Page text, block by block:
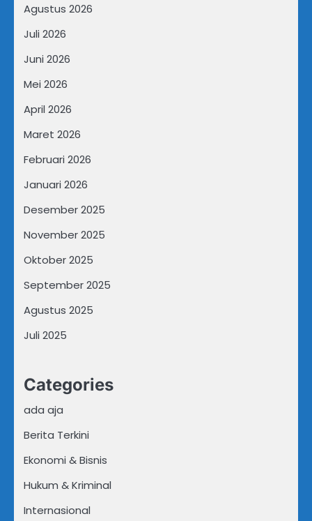
Agustus 2026
Juli 2026
Juni 2026
Mei 2026
April 2026
Maret 2026
Februari 2026
Januari 2026
Desember 2025
November 2025
Oktober 2025
September 2025
Agustus 2025
Juli 2025
Categories
ada aja
Berita Terkini
Ekonomi & Bisnis
Hukum & Kriminal
Internasional